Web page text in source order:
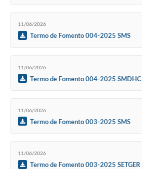
11/06/2026
Termo de Fomento 004-2025 SMS
11/06/2026
Termo de Fomento 004-2025 SMDHC
11/06/2026
Termo de Fomento 003-2025 SMS
11/06/2026
Termo de Fomento 003-2025 SETGER